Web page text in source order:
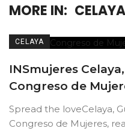
MORE IN: CELAYA
CELAYA
INSmujeres
Congreso de
Spread the loveCelaya,
Congreso de Mujeres,